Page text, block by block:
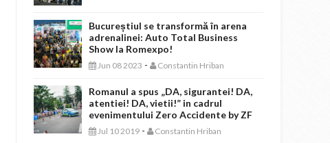
Bucureștiul se transformă în arena
adrenalinei: Auto Total Business
Show la Romexpo!
Jun 08 2023 - Constantin Hriban
Romanul a spus „DA, sigurantei! DA,
atentiei! DA, vietii!” in cadrul
evenimentului Zero Accidente by ZF
Jul 10 2019 - Constantin Hriban